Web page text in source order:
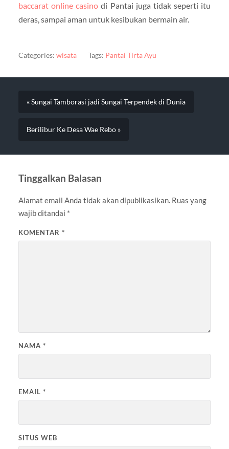
baccarat online casino di Pantai juga tidak seperti itu
deras, sampai aman untuk kesibukan bermain air.
Categories: wisata Tags: Pantai Tirta Ayu
« Sungai Tamborasi jadi Sungai Terpendek di Dunia
Berilibur Ke Desa Wae Rebo »
Tinggalkan Balasan
Alamat email Anda tidak akan dipublikasikan. Ruas yang
wajib ditandai *
KOMENTAR *
NAMA *
EMAIL *
SITUS WEB